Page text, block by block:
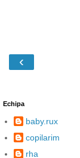
‹
Echipa
baby.rux
copilarim
rha